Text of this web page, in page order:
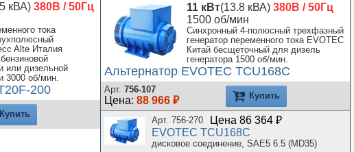
кВА) 380В / 50Гц
тока
Alte Италия
или дизельной
3000 об/мин.
200
Купить
11 кВт(13.8 кВА)380В / 50Гц
1500 об/мин
Синхронный 4-полюсный трехфазный
генератор переменного тока EVOTEC
Китай бесщеточный для дизель
генератора 1500 об/мин.
Альтернатор EVOTEC TCU168C
Арт.756-107
Цена:88 966 ₽ Купить
Арт. 756-270
Цена 86 364 ₽
EVOTEC TCU168C
дисковое соединение, SAE5 6.5 (MD35)